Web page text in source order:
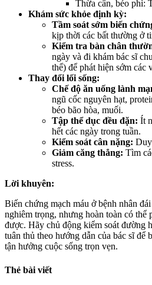
Thừa cân, béo phì:
Khám sức khỏe định kỳ:
Tầm soát sớm biến
kịp thời các bất thường ở
Kiểm tra bàn chân
ngày và đi khám bác sĩ
thể) để phát hiện sớm các
Thay đổi lối sống:
Chế độ ăn uống lành
ngũ cốc nguyên hạt,
béo bão hòa, muối.
Tập thể dục đều đặn: Ít
hết các ngày trong tuần.
Kiểm soát cân nặng:
Giảm căng thẳng: Tìm
stress.
Lời khuyên:
Biến chứng mạch máu ở bệnh nhân
nghiêm trọng, nhưng hoàn toàn có thể
được. Hãy chủ động kiểm soát đường
tuân thủ theo hướng dẫn của bác sĩ để
tận hưởng cuộc sống trọn vẹn.
Thẻ bài viết